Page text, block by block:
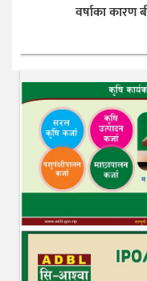
वर्षाका कारण